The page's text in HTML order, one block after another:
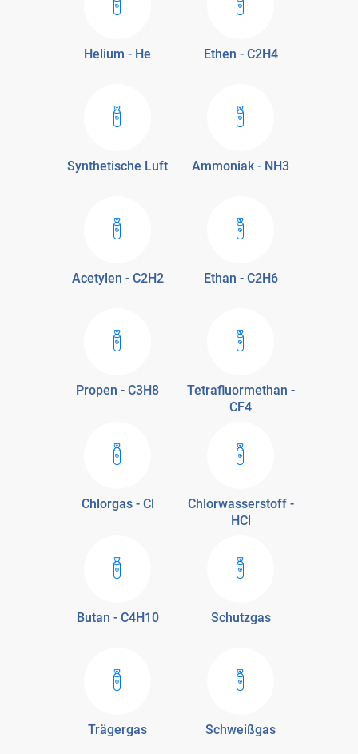
Helium - He Ethen - C2H4
Synthetische Luft Ammoniak - NH3
Acetylen - C2H2 Ethan - C2H6
Propen - C3H8
Tetrafluormethan -
CF4
Chlorgas - Cl
Chlorwasserstoff -
HCl
Butan - C4H10 Schutzgas
Trägergas Schweißgas